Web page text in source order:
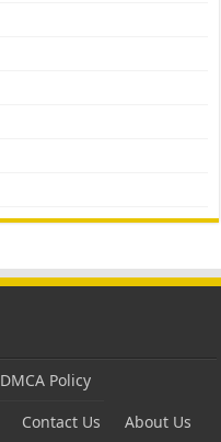
DMCA Policy
Contact Us About Us